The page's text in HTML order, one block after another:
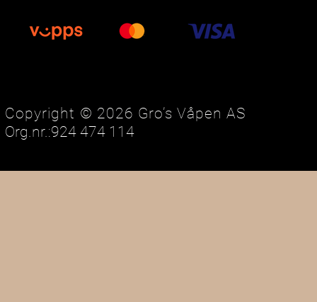
Copyright © 2026 Gro’s Våpen AS
Org.nr.:924 474 114